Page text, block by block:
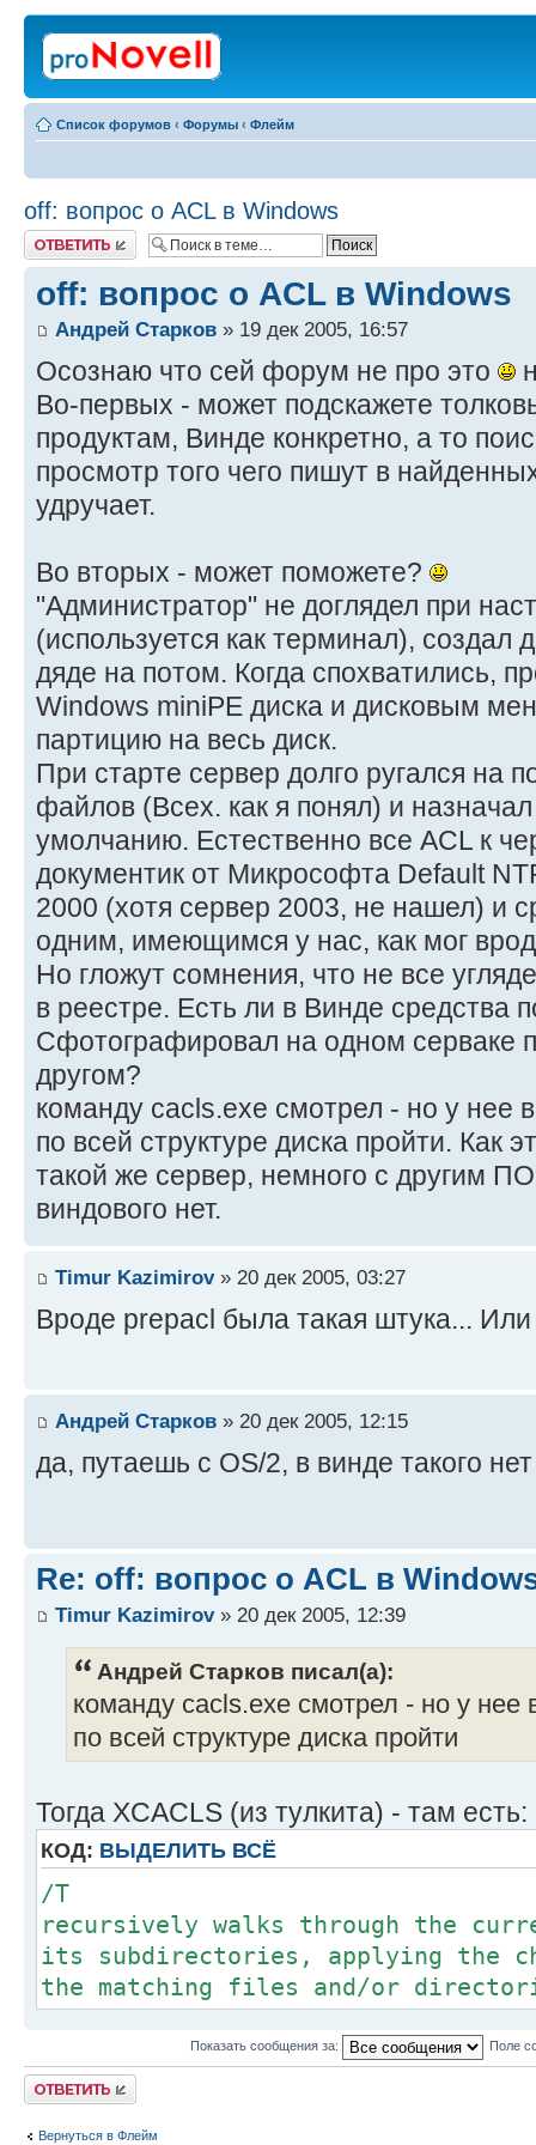
Список форумов ‹ Форумы ‹ Флейм
off: вопрос о ACL в Windows
Ответить
off: вопрос о ACL в Windows
Андрей Старков » 19 дек 2005, 16:57
Осознаю что сей форум не про это
Во-первых - может подскажете
продуктам, Винде конкретно, а то
просмотр того чего пишут в
удручает.
Во вторых - может поможете?
"Администратор" не доглядел при
(используется как терминал), создал
дяде на потом. Когда спохватились,
Windows miniPE диска и дисковым
партицию на весь диск.
При старте сервер долго ругался на
файлов (Всех. как я понял) и
умолчанию. Естественно все ACL к
документик от Микрософта Default
2000 (хотя сервер 2003, не нашел) и
одним, имеющимся у нас, как мог
Но гложут сомнения, что не все
в реестре. Есть ли в Винде средства
Сфотографировал на одном серваке
другом?
команду cacls.exe смотрел - но у нее
по всей структуре диска пройти. Как
такой же сервер, немного с другим
виндового нет.
Timur Kazimirov» 20 дек 2005, 03:27
Вроде prepacl была такая штука...
Андрей Старков » 20 дек 2005, 12:15
да, путаешь с OS/2, в винде такого нет
Re: off: вопрос о ACL в
Timur Kazimirov» 20 дек 2005, 12:39
Андрей Старков писал(а):
команду cacls.exe смотрел - но у нее
по всей структуре диска пройти
Тогда XCACLS (из тулкита) - там есть:
КОД: ВЫДЕЛИТЬ ВСЁ
/T
recursively walks through the
its subdirectories, applying the
the matching files and/or
Показать сообщения за: Поле
Ответить
Вернуться в Флейм